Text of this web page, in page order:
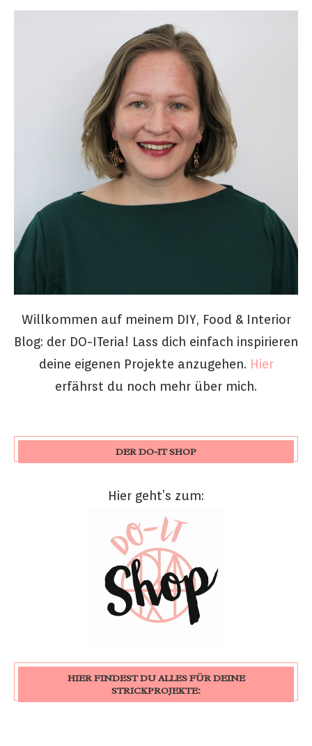
Willkommen auf meinem DIY, Food & Interior
Blog: der DO-ITeria! Lass dich einfach inspirieren
deine eigenen Projekte anzugehen. Hier
erfährst du noch mehr über mich.
DER DO-IT SHOP
Hier geht’s zum:
HIER FINDEST DU ALLES FÜR DEINE
STRICKPROJEKTE: